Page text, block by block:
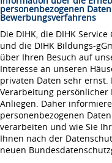
personenbezogenen
Bewerbungsverfahrens
Die DIHK, die DIHK
und die DIHK Bildungs-
über Ihren Besuch auf
Interesse an unseren
privaten Daten sehr
Verarbeitung
Anliegen. Daher
personenbezogenen
verarbeiten und wie Sie
Ihnen nach der
neuen